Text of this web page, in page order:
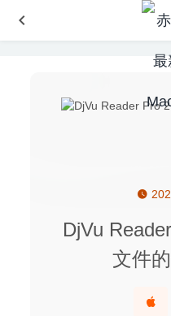
DjVu
文件
Movavi PDFChef 2022
Check Off 5.8 – 优秀的
iText 1.6.6 for Mac中文
Millumin 3 v3.16c – 功能